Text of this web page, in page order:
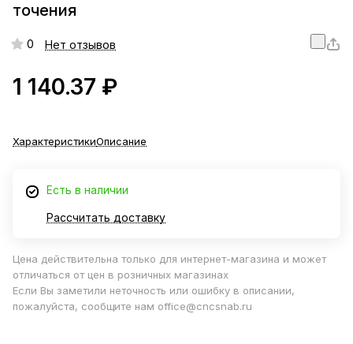
точения
0 Нет отзывов
1 140.37 ₽
ХарактеристикиОписание
Есть в наличии
Рассчитать доставку
Цена действительна только для интернет-магазина и может
отличаться от цен в розничных магазинах
Если Вы заметили неточность или ошибку в описании,
пожалуйста, сообщите нам office@cncsnab.ru